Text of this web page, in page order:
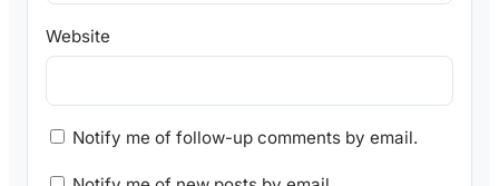
Website
Notify me of follow-up comments by email.